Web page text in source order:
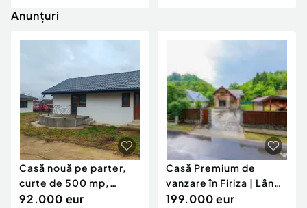
Anunțuri
Casă nouă pe parter,
curte de 500 mp,
încălzire în pard
92.000 eur
Casă Premium de
vanzare în Firiza | Lângă
Lac și Pă...
199.000 eur